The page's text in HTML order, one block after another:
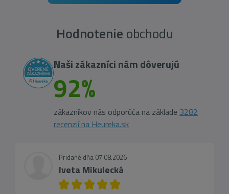
Hodnotenie obchodu
Naši zákazníci nám dôverujú
92%
zákazníkov nás odporúča na základe 3282
recenzií na Heureka.sk
Pridané dňa 07.08.2026
Iveta Mikulecká